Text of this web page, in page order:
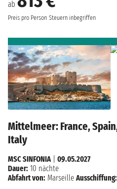
ab
Preis pro Person Steuern inbegriffen
Mittelmeer: France,
Italy
MSC SINFONIA
09.05.2027
Dauer: 10 nächte
Abfahrt von: Marseille Ausschiffung: